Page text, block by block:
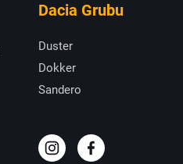
Dacia Grubu
Duster
Dokker
Sandero